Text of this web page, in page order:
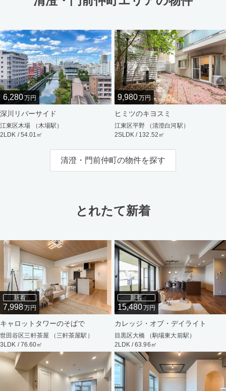
6,280万円
深川リバーサイド
江東区木場 （木場駅）
2LDK / 54.01㎡
9,980万円
ヒミツのキヨスミ
江東区平野 （清澄白河駅）
2SLDK / 132.52㎡
清澄・門前仲町の物件を探す
とれたて新着
新着
7,998万円
キャロットタワーのそばで
世田谷区三軒茶屋 （三軒茶屋駅）
3LDK / 76.60㎡
新着
15,480万円
カレッジ・オブ・デイライト
目黒区大橋 （駒場東大前駅）
2LDK / 63.96㎡